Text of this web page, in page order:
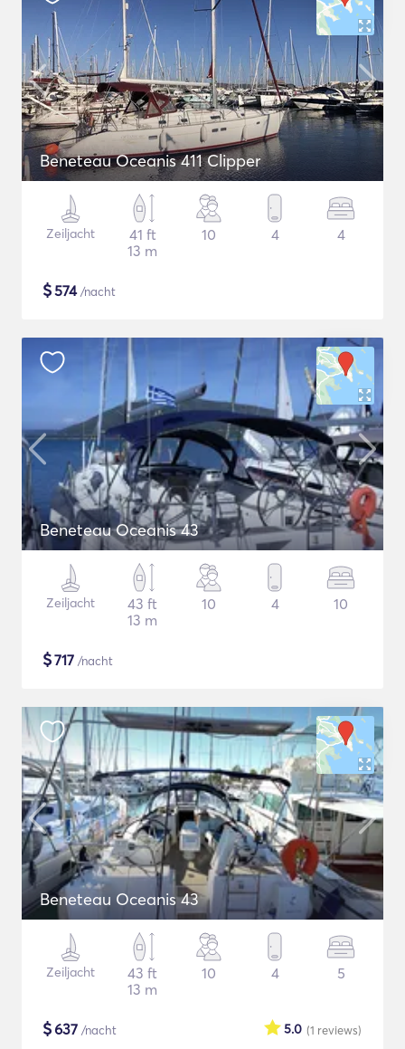
Beneteau Oceanis 411 Clipper
Zeiljacht
41 ft
13 m
10 4 4
$574/nacht
Beneteau Oceanis 43
Zeiljacht
43 ft
13 m
10 4 10
$717 /nacht
Beneteau Oceanis 43
Zeiljacht
43 ft
13 m
10 4 5
$637 /nacht (1 reviews)
5.0